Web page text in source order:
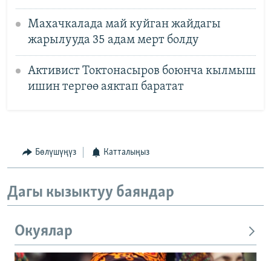
Махачкалада май куйган жайдагы
жарылууда 35 адам мерт болду
Активист Токтонасыров боюнча кылмыш
ишин тергөө аяктап баратат
Бөлүшүңүз Катталыңыз
Дагы кызыктуу баяндар
Окуялар